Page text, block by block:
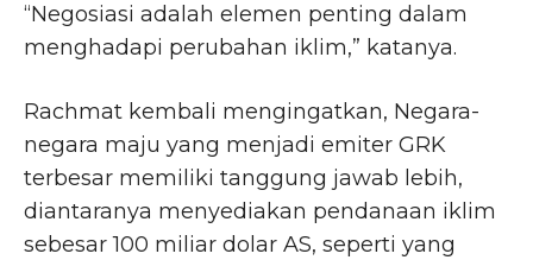
“Negosiasi adalah elemen penting dalam
menghadapi perubahan iklim,” katanya.
Rachmat kembali mengingatkan, Negara-
negara maju yang menjadi emiter GRK
terbesar memiliki tanggung jawab lebih,
diantaranya menyediakan pendanaan iklim
sebesar 100 miliar dolar AS, seperti yang